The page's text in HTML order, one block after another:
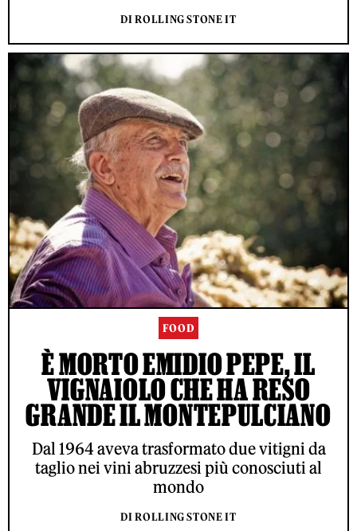
DI ROLLING STONE IT
FOOD
È MORTO EMIDIO PEPE, IL
VIGNAIOLO CHE HA RESO
GRANDE IL MONTEPULCIANO
Dal 1964 aveva trasformato due vitigni da
taglio nei vini abruzzesi più conosciuti al
mondo
DI ROLLING STONE IT